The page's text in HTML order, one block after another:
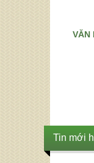
VĂN
Tin mới